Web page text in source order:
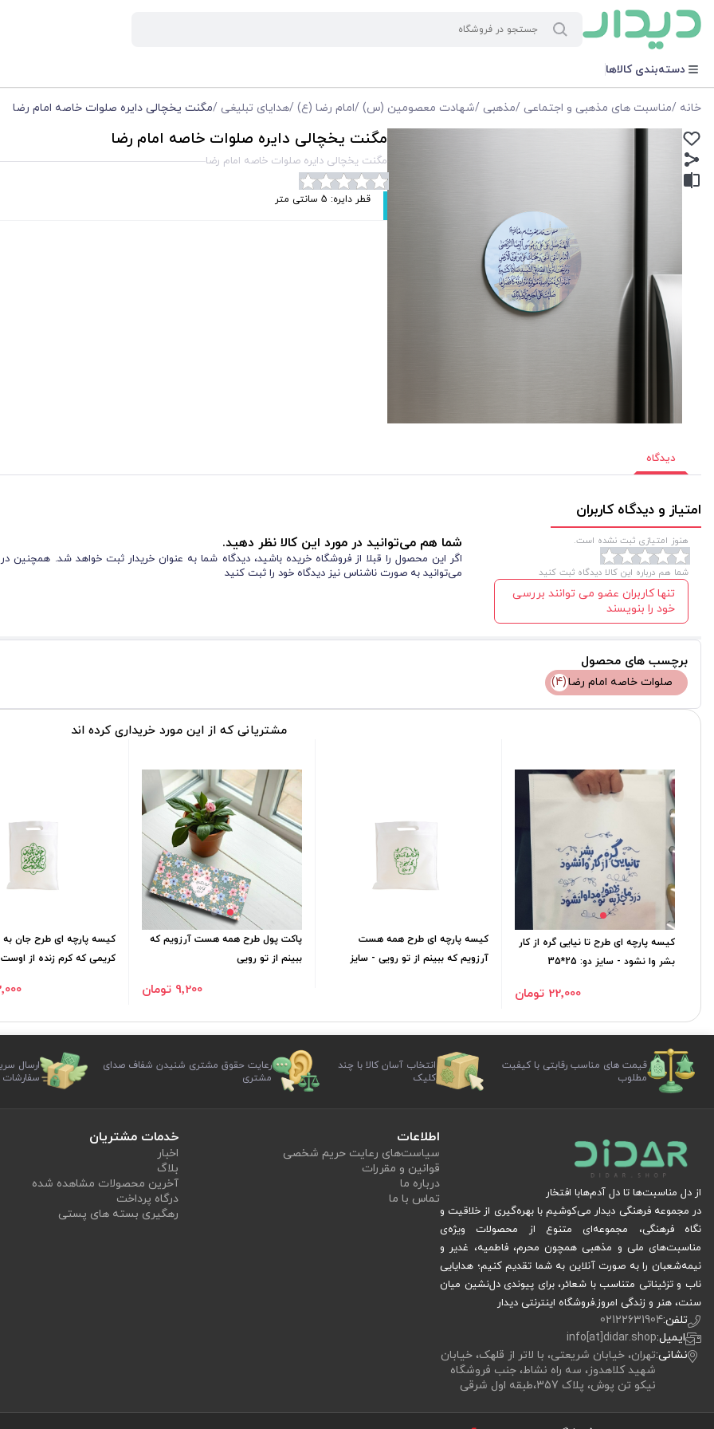
دسته‌بندی کالاها
خانه /مناسبت های مذهبی و اجتماعی /مذهبی /شهادت معصومین (س) /امام رضا (ع) /هدایای تبلیغی /مگنت یخچالی دایره صلوات خاصه امام رضا
مگنت یخچالی دایره صلوات خاصه امام رضا
مگنت یخچالی دایره صلوات خاصه امام رضا
قطر دایره: 5 سانتی متر
دیدگاه
امتیاز و دیدگاه کاربران
هنوز امتیازی ثبت نشده است.
شما هم درباره این کالا دیدگاه ثبت کنید
تنها کاربران عضو می توانند بررسی
خود را بنویسند
شما هم می‌توانید در مورد این کالا نظر دهید.
اگر این محصول را قبلا از فروشگاه خریده باشید، دیدگاه شما به عنوان خریدار ثبت خواهد شد. همچنین
می‌توانید به صورت ناشناس نیز دیدگاه خود را ثبت کنید
برچسب های محصول
صلوات خاصه امام رضا(4)
مشتریانی که از این مورد خریداری کرده اند
کیسه پارچه ای طرح تا نیایی گره از کار
بشر وا نشود - سایز دو: 25*35
22٬000 تومان
کیسه پارچه ای طرح همه هست
آرزویم که ببینم از تو رویی - سایز
پاکت پول طرح همه هست آرزویم که
ببینم از تو رویی
9٬200 تومان
کیسه پارچه ای طرح جان به
کریمی که کرم زنده از
22٬000
قیمت های مناسب رقابتی با کیفیت
مطلوب
انتخاب آسان کالا با چند
کلیک
رعایت حقوق مشتری شنیدن شفاف صدای
مشتری
ارسال
سفارشات
از دل مناسبت‌ها تا دل آدم‌هابا افتخار
در مجموعه فرهنگی دیدار می‌کوشیم با بهره‌گیری از خلاقیت و
نگاه فرهنگی، مجموعه‌ای متنوع از محصولات ویژه‌ی
مناسبت‌های ملی و مذهبی همچون محرم، فاطمیه، غدیر و
نیمه‌شعبان را به صورت آنلاین به شما تقدیم کنیم؛ هدایایی
ناب و تزئیناتی متناسب با شعائر، برای پیوندی دل‌نشین میان
سنت، هنر و زندگی امروز.فروشگاه اینترنتی دیدار
تلفن:02122631904
ایمیل:info[at]didar.shop
نشانی:تهران، خیابان شریعتی، با لاتر از قلهک، خیابان
شهید کلاهدوز، سه راه نشاط، جنب فروشگاه
نیکو تن پوش، پلاک 357،طبقه اول شرقی
اطلاعات
سیاست‏‌های رعایت حریم شخصی
قوانین و مقررات
درباره ما
تماس با ما
خدمات مشتریان
اخبار
بلاگ
آخرین محصولات مشاهده شده
درگاه پرداخت
رهگیری بسته های پستی